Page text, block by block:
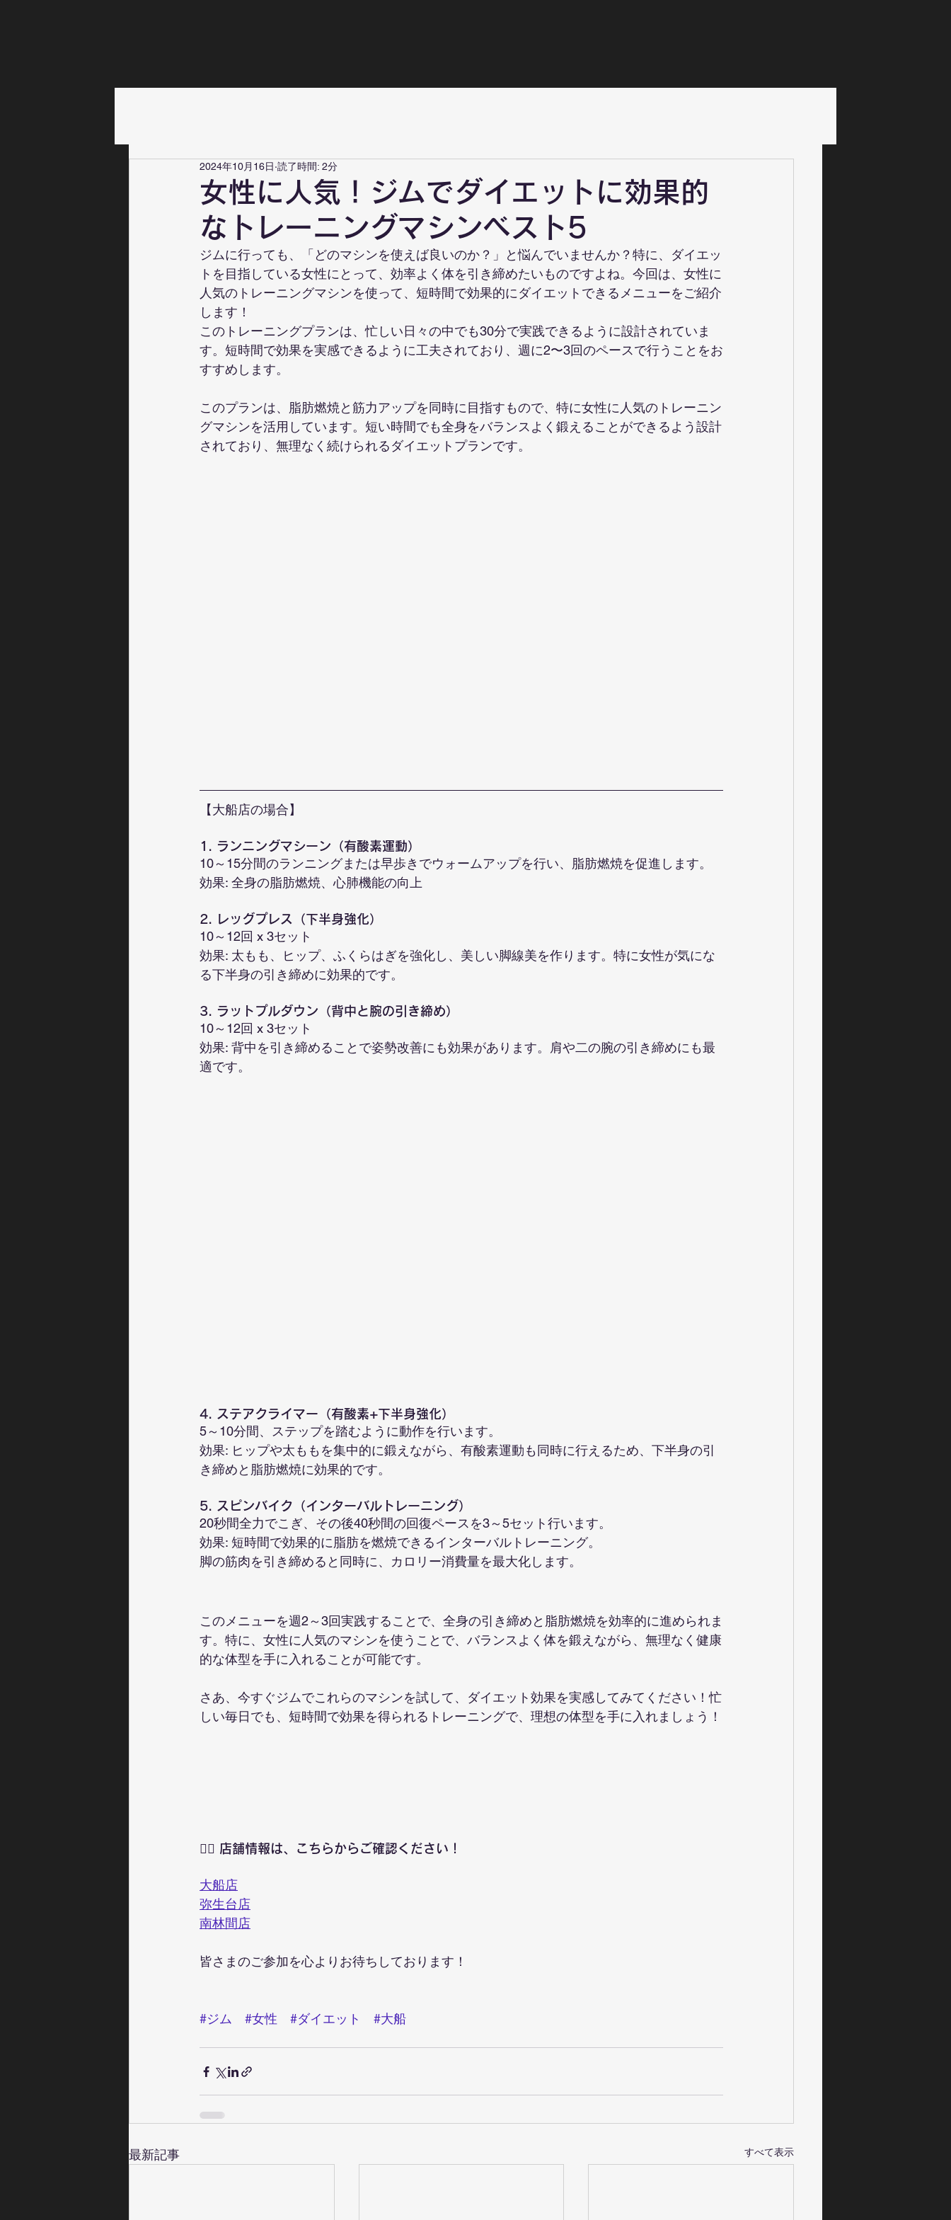
女性に人気！ジムでダイエットに効果的
なトレーニングマシンベスト5
2024年10月16日 読了時間: 2分
ジムに行っても、「どのマシンを使えば良いのか？」と悩んでいませんか？特に、ダイエッ
トを目指している女性にとって、効率よく体を引き締めたいものですよね。今回は、女性に
人気のトレーニングマシンを使って、短時間で効果的にダイエットできるメニューをご紹介
します！
このトレーニングプランは、忙しい日々の中でも30分で実践できるように設計されていま
す。短時間で効果を実感できるように工夫されており、週に2〜3回のペースで行うことをお
すすめします。
このプランは、脂肪燃焼と筋力アップを同時に目指すもので、特に女性に人気のトレーニン
グマシンを活用しています。短い時間でも全身をバランスよく鍛えることができるよう設計
されており、無理なく続けられるダイエットプランです。
【大船店の場合】
1. ランニングマシーン（有酸素運動）
10～15分間のランニングまたは早歩きでウォームアップを行い、脂肪燃焼を促進します。
効果: 全身の脂肪燃焼、心肺機能の向上
2. レッグプレス（下半身強化）
10～12回 x 3セット
効果: 太もも、ヒップ、ふくらはぎを強化し、美しい脚線美を作ります。特に女性が気にな
る下半身の引き締めに効果的です。
3. ラットプルダウン（背中と腕の引き締め）
10～12回 x 3セット
効果: 背中を引き締めることで姿勢改善にも効果があります。肩や二の腕の引き締めにも最
適です。
4. ステアクライマー（有酸素+下半身強化）
5～10分間、ステップを踏むように動作を行います。
効果: ヒップや太ももを集中的に鍛えながら、有酸素運動も同時に行えるため、下半身の引
き締めと脂肪燃焼に効果的です。
5. スピンバイク（インターバルトレーニング）
20秒間全力でこぎ、その後40秒間の回復ペースを3～5セット行います。
効果: 短時間で効果的に脂肪を燃焼できるインターバルトレーニング。
脚の筋肉を引き締めると同時に、カロリー消費量を最大化します。
このメニューを週2～3回実践することで、全身の引き締めと脂肪燃焼を効率的に進められま
す。特に、女性に人気のマシンを使うことで、バランスよく体を鍛えながら、無理なく健康
的な体型を手に入れることが可能です。
さあ、今すぐジムでこれらのマシンを試して、ダイエット効果を実感してみてください！忙
しい毎日でも、短時間で効果を得られるトレーニングで、理想の体型を手に入れましょう！
🏋️‍♀️ 店舗情報は、こちらからご確認ください！
大船店
弥生台店
南林間店
皆さまのご参加を心よりお待ちしております！
#ジム #女性 #ダイエット #大船
最新記事 すべて表示